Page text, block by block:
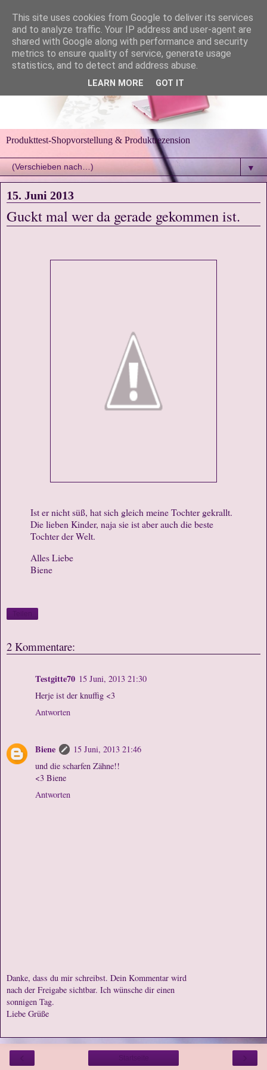
Produkttest-Shopvorstellung & Produktrezension
▼
15. Juni 2013
Guckt mal wer da gerade gekommen ist.
Ist er nicht süß, hat sich gleich meine Tochter gekrallt.
Die lieben Kinder, naja sie ist aber auch die beste
Tochter der Welt.
Alles Liebe
Biene
2 Kommentare:
Testgitte70 15 Juni, 2013 21:30
Herje ist der knuffig <3
Antworten
Biene
15 Juni, 2013 21:46
und die scharfen Zähne!!
<3 Biene
Antworten
Danke, dass du mir schreibst. Dein Kommentar wird
nach der Freigabe sichtbar. Ich wünsche dir einen
sonnigen Tag.
Liebe Grüße
‹ ›
This site uses cookies from Google to deliver its services
and to analyze traffic. Your IP address and user-agent are
shared with Google along with performance and security
metrics to ensure quality of service, generate usage
statistics, and to detect and address abuse.
LEARN MORE GOT IT